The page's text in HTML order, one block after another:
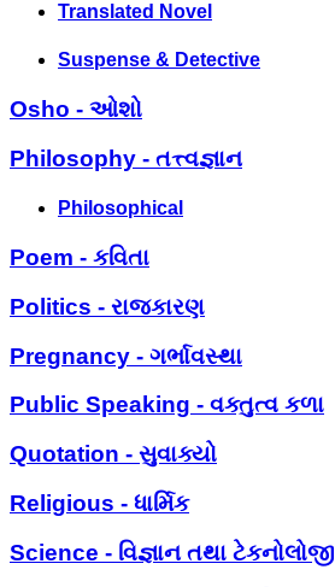
Translated Novel
Suspense & Detective
Osho - ઓશો
Philosophy - તત્ત્વજ્ઞાન
Philosophical
Poem - કવિતા
Politics - રાજકારણ
Pregnancy - ગર્ભાવસ્થા
Public Speaking - વક્તુત્વ કળા
Quotation - સુવાક્યો
Religious - ધાર્મિક
Science - વિજ્ઞાન તથા ટેકનોલોજી